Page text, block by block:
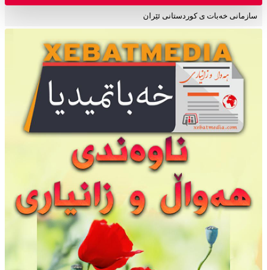
سازمانی خەبات ی کوردستانی ئێران